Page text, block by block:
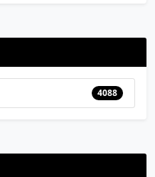
4088